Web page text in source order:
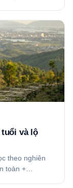
và lộ
theo nghiên
toàn +…